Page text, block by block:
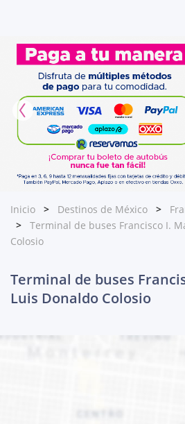
Inicio Destinos de México
Terminal de buses Francisco I.
Colosio
Terminal de buses
Luis Donaldo Colosio